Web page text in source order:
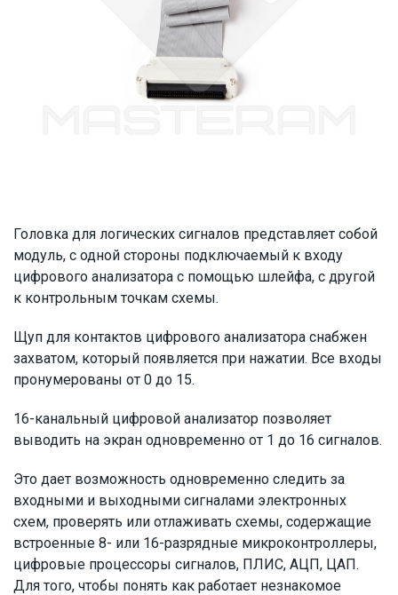
Головка для логических сигналов представляет собой
модуль, с одной стороны подключаемый к входу
цифрового анализатора с помощью шлейфа, с другой
к контрольным точкам схемы.
Щуп для контактов цифрового анализатора снабжен
захватом, который появляется при нажатии. Все входы
пронумерованы от 0 до 15.
16-канальный цифровой анализатор позволяет
выводить на экран одновременно от 1 до 16 сигналов.
Это дает возможность одновременно следить за
входными и выходными сигналами электронных
схем, проверять или отлаживать схемы, содержащие
встроенные 8- или 16-разрядные микроконтроллеры,
цифровые процессоры сигналов, ПЛИС, АЦП, ЦАП.
Для того, чтобы понять как работает незнакомое